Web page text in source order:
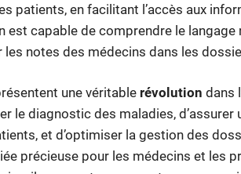
patients, en facilitant l’accès aux
est capable de comprendre le langage
les notes des médecins dans les
une véritable révolution dans
le diagnostic des maladies, d’assurer
et d’optimiser la gestion des
précieuse pour les médecins et les